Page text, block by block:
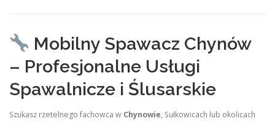
Mobilny Spawacz Chynów
– Profesjonalne Usługi
Spawalnicze i Ślusarskie
Szukasz rzetelnego fachowca w Chynowie, Sułkowicach lub okolicach